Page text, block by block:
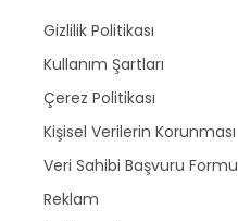
Gizlilik Politikası
Kullanım Şartları
Çerez Politikası
Kişisel Verilerin Korunması
Veri Sahibi Başvuru Formu
Reklam